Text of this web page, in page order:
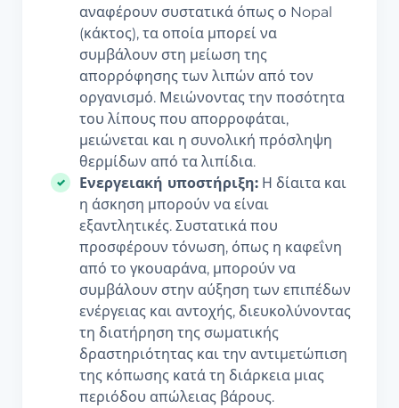
αναφέρουν συστατικά όπως ο Nopal
(κάκτος), τα οποία μπορεί να
συμβάλουν στη μείωση της
απορρόφησης των λιπών από τον
οργανισμό. Μειώνοντας την ποσότητα
του λίπους που απορροφάται,
μειώνεται και η συνολική πρόσληψη
θερμίδων από τα λιπίδια.
Ενεργειακή υποστήριξη: Η δίαιτα και
η άσκηση μπορούν να είναι
εξαντλητικές. Συστατικά που
προσφέρουν τόνωση, όπως η καφεΐνη
από το γκουαράνα, μπορούν να
συμβάλουν στην αύξηση των επιπέδων
ενέργειας και αντοχής, διευκολύνοντας
τη διατήρηση της σωματικής
δραστηριότητας και την αντιμετώπιση
της κόπωσης κατά τη διάρκεια μιας
περιόδου απώλειας βάρους.